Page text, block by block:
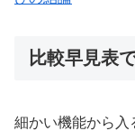
比較早見表
細かい機能から入